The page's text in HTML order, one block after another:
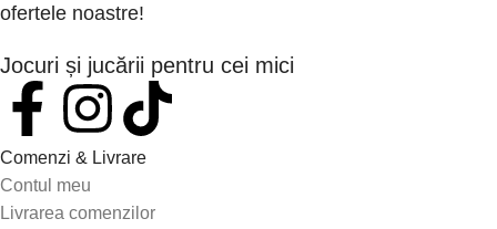
ofertele noastre!
Jocuri și jucării pentru cei mici
Comenzi & Livrare
Contul meu
Livrarea comenzilor